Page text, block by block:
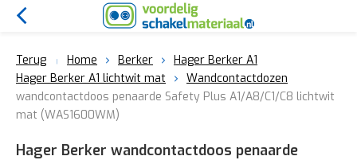
Terug Home Berker
Hager Berker A1
Hager Berker A1 lichtwit mat
Wandcontactdozen
wandcontactdoos penaarde Safety Plus A1/A8/C1/C8 lichtwit
mat (WAS1600WM)
Hager Berker wandcontactdoos penaarde